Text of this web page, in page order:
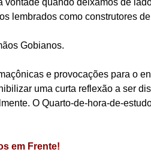
quando deixamos de lado
lembrados como construtores
Gobianos.
e provocações para o
uma curta reflexão a ser
O Quarto-de-hora-de-
em Frente!